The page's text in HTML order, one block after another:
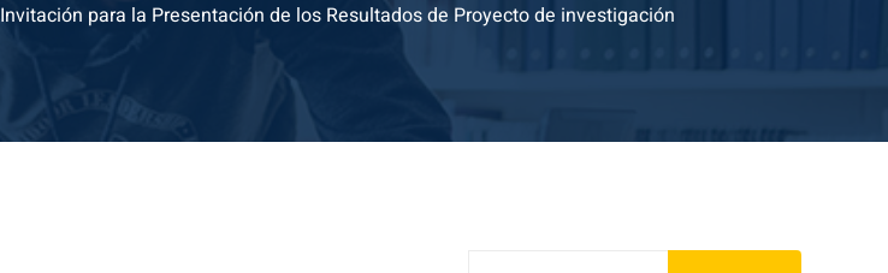
Invitación para la Presentación de los Resultados de Proyecto de investigación